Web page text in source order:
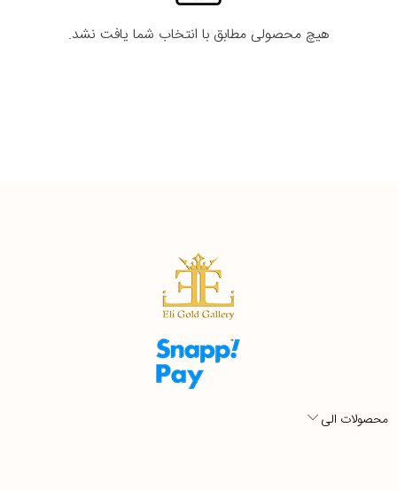
هیچ محصولی مطابق با انتخاب شما یافت نشد.
محصولات الی